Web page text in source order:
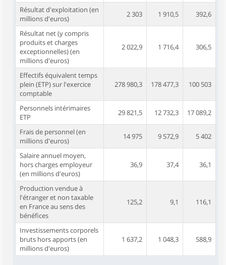
Résultat d'exploitation (en
millions d'euros)
2 303 1 910,5 392,6
Résultat net (y compris
produits et charges
exceptionnelles) (en
millions d'euros)
2 022,9 1 716,4 306,5
Effectifs équivalent temps
plein (ETP) sur l'exercice
comptable
278 980,3 178 477,3 100 503
Personnels intérimaires
ETP
29 821,5 12 732,3 17 089,2
Frais de personnel (en
millions d'euros)
14 975 9 572,9 5 402
Salaire annuel moyen,
hors charges employeur
(en millions d'euros)
36,9 37,4 36,1
Production vendue à
l'étranger et non taxable
en France au sens des
bénéfices
125,2 9,1 116,1
Investissements corporels
bruts hors apports (en
millions d'euros)
1 637,2 1 048,3 588,9